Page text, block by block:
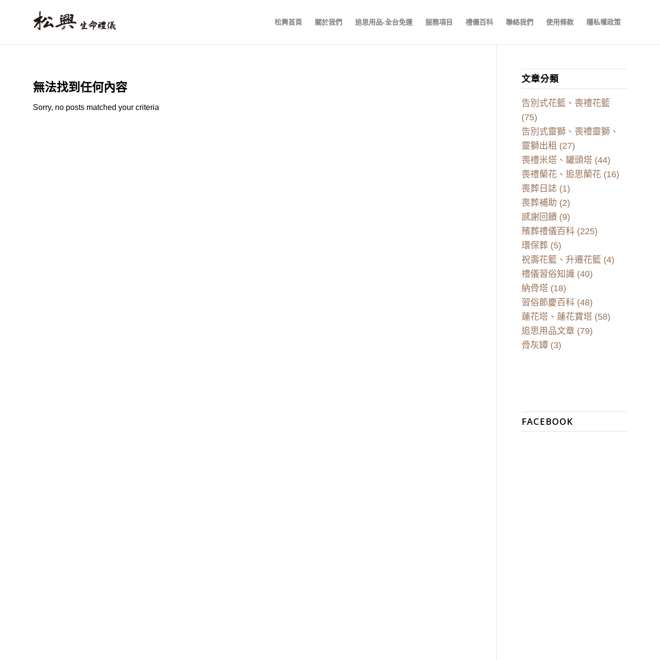
松興首頁 關於我們 追思用品-全台免運 服務項目 禮儀百科 聯絡我們 使用條款 隱私權政策
無法找到任何內容
Sorry, no posts matched your criteria
文章分類
告別式花籃、喪禮花籃
(75)
告別式靈獅、喪禮靈獅、
靈獅出租 (27)
喪禮米塔、罐頭塔 (44)
喪禮蘭花、追思蘭花(16)
喪葬日誌 (1)
喪葬補助 (2)
感謝回饋(9)
殯葬禮儀百科(225)
環保葬(5)
祝壽花籃、升遷花籃 (4)
禮儀習俗知識 (40)
納骨塔 (18)
習俗節慶百科(48)
蓮花塔、蓮花寶塔 (58)
追思用品文章 (79)
骨灰罈(3)
FACEBOOK